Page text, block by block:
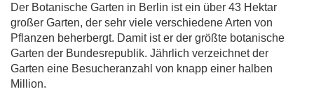
Der Botanische Garten in Berlin ist ein über 43 Hektar
großer Garten, der sehr viele verschiedene Arten von
Pflanzen beherbergt. Damit ist er der größte botanische
Garten der Bundesrepublik. Jährlich verzeichnet der
Garten eine Besucheranzahl von knapp einer halben
Million.